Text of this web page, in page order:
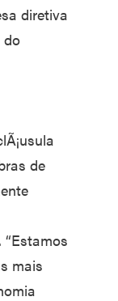
diretiva
do
de
mais